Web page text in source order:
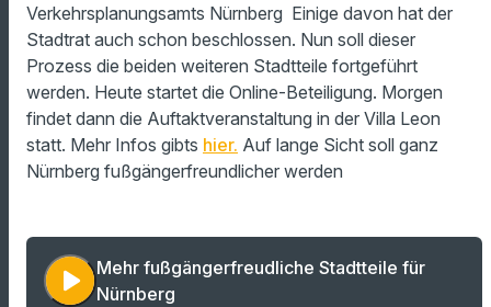
Verkehrsplanungsamts Nürnberg Einige davon hat der
Stadtrat auch schon beschlossen. Nun soll dieser
Prozess die beiden weiteren Stadtteile fortgeführt
werden. Heute startet die Online-Beteiligung. Morgen
findet dann die Auftaktveranstaltung in der Villa Leon
statt. Mehr Infos gibts hier. Auf lange Sicht soll ganz
Nürnberg fußgängerfreundlicher werden
play_arrow
Mehr fußgängerfreudliche Stadtteile für
Nürnberg